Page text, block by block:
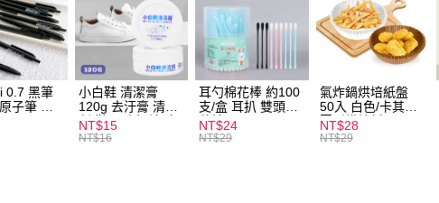
運送方式
全家取貨付款
每筆NT$60，滿NT$599(含以上)免運費
付款後全家取貨
每筆NT$60，滿NT$599(含以上)免運費
0.7 黑筆
子筆 黑
小白鞋 清潔膏
120g 去汙膏 清潔
劑 鞋子 去汙漬 白
皮鞋 鞋油
NT$15
NT$16
耳勺棉花棒 約100
支/盒 耳扒 雙頭棉
花棒
NT$24
NT$29
氣炸鍋烘培紙盤
50入 白色/卡其色
圓形烘焙紙
NT$28
NT$29